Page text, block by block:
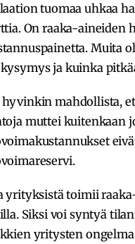
tuomaa uhkaa
On raaka-aineiden
Muita
ja kuinka
hyvinkin mahdollista,
muttei kuitenkaan
yrityksistä toimii
Siksi voi syntyä
yritysten